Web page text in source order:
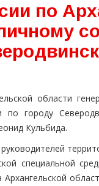
по
области
городу
Кульбида.
специальной